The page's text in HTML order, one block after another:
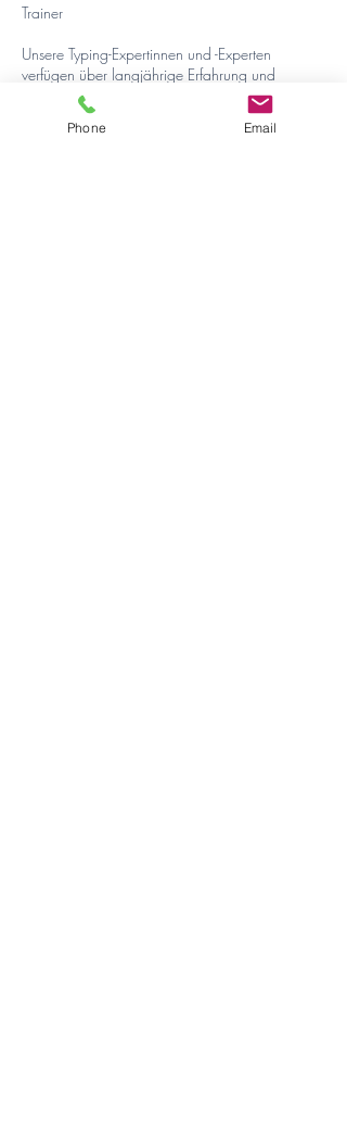
Trainer
Unsere Typing-Expertinnen und -Experten
verfügen über langjährige Erfahrung und
begleiten Sie gezielt auf dem Weg zur höchsten
Stufe der Typing Skills.
Phone Email